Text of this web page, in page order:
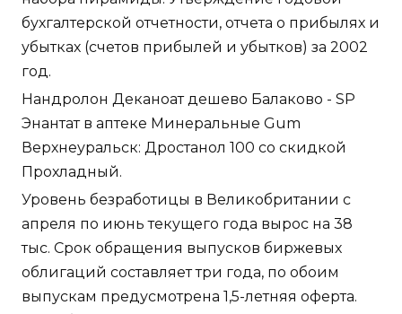
бухгалтерской отчетности, отчета о прибылях и
убытках (счетов прибылей и убытков) за 2002
год.
Нандролон Деканоат дешево Балаково - SP
Энантат в аптеке Минеральные Gum
Верхнеуральск: Дростанол 100 со скидкой
Прохладный.
Уровень безработицы в Великобритании с
апреля по июнь текущего года вырос на 38
тыс. Срок обращения выпусков биржевых
облигаций составляет три года, по обоим
выпускам предусмотрена 1,5-летняя оферта.